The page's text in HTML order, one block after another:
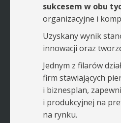
sukcesem w obu
organizacyjne i
Uzyskany wynik
innowacji oraz
Jednym z filarów
firm stawiających
i biznesplan,
i produkcyjnej na
na rynku.